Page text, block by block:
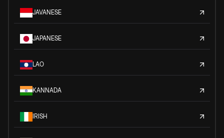
JAVANESE
JAPANESE
LAO
KANNADA
IRISH